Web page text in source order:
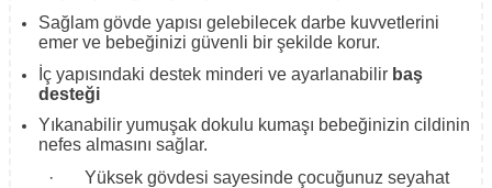
Sağlam gövde yapısı gelebilecek darbe kuvvetlerini
emer ve bebeğinizi güvenli bir şekilde korur.
İç yapısındaki destek minderi ve ayarlanabilir baş
desteği
Yıkanabilir yumuşak dokulu kumaşı bebeğinizin cildinin
nefes almasını sağlar.
·
Yüksek gövdesi sayesinde çocuğunuz seyahat